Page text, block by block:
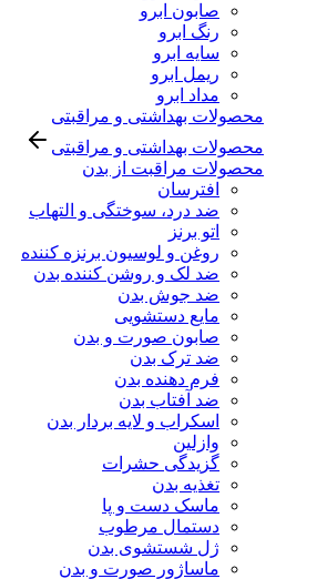
صابون ابرو
رنگ ابرو
سایه ابرو
ریمل ابرو
مداد ابرو
محصولات بهداشتی و مراقبتی
محصولات بهداشتی و مراقبتی
محصولات مراقبت از بدن
افترسان
ضد درد، سوختگی و التهاب
اتو برنز
روغن و لوسیون برنزه کننده
ضد لک و روشن کننده بدن
ضد جوش بدن
مایع دستشویی
صابون صورت و بدن
ضد ترک بدن
فرم دهنده بدن
ضد آفتاب بدن
اسکراب و لایه بردار بدن
وازلین
گزیدگی حشرات
تغذیه بدن
ماسک دست و پا
دستمال مرطوب
ژل شستشوی بدن
ماساژور صورت و بدن